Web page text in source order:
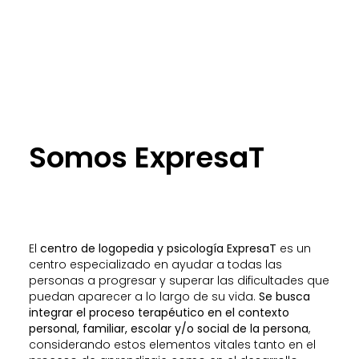
Somos ExpresaT
El centro de logopedia y psicología ExpresaT es un
centro especializado en ayudar a todas las
personas a progresar y superar las dificultades que
puedan aparecer a lo largo de su vida. Se busca
integrar el proceso terapéutico en el contexto
personal, familiar, escolar y/o social de la persona,
considerando estos elementos vitales tanto en el